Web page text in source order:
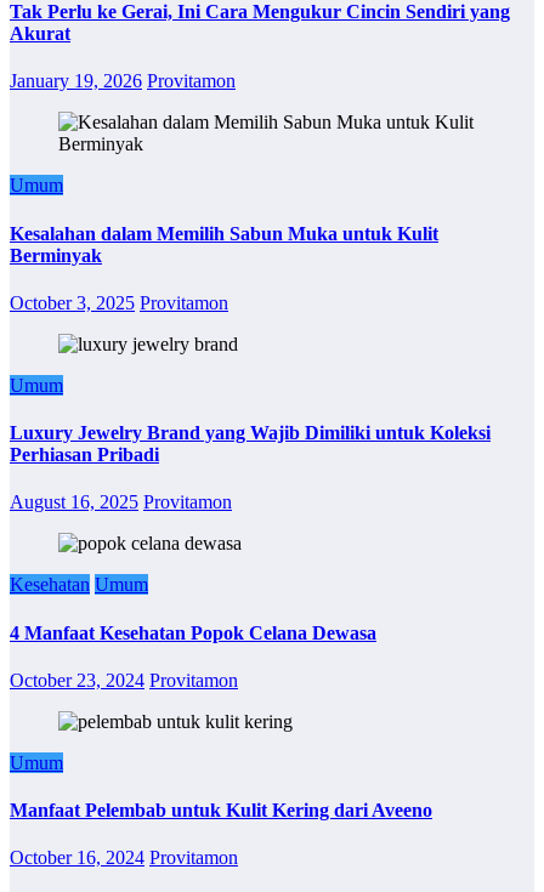
Tak Perlu ke Gerai, Ini Cara Mengukur Cincin Sendiri yang
Akurat
January 19, 2026 Provitamon
Umum
Kesalahan dalam Memilih Sabun Muka untuk Kulit
Berminyak
October 3, 2025 Provitamon
Umum
Luxury Jewelry Brand yang Wajib Dimiliki untuk Koleksi
Perhiasan Pribadi
August 16, 2025 Provitamon
Kesehatan Umum
4 Manfaat Kesehatan Popok Celana Dewasa
October 23, 2024 Provitamon
Umum
Manfaat Pelembab untuk Kulit Kering dari Aveeno
October 16, 2024 Provitamon